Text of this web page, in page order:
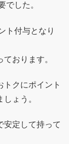
でした。
ト付与となり
おります。
トクにポイント
ょう。
安定して持って